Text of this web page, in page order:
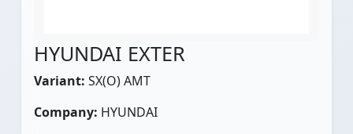
HYUNDAI EXTER
Variant: SX(O) AMT
Company: HYUNDAI